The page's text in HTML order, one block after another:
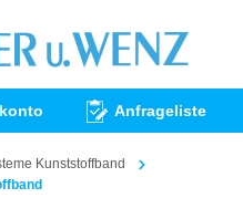
Anfrageliste
Kunststoffband